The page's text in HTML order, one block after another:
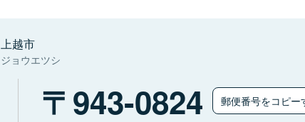
上越市
ジョウエツシ
943-0824 郵便番号をコピー